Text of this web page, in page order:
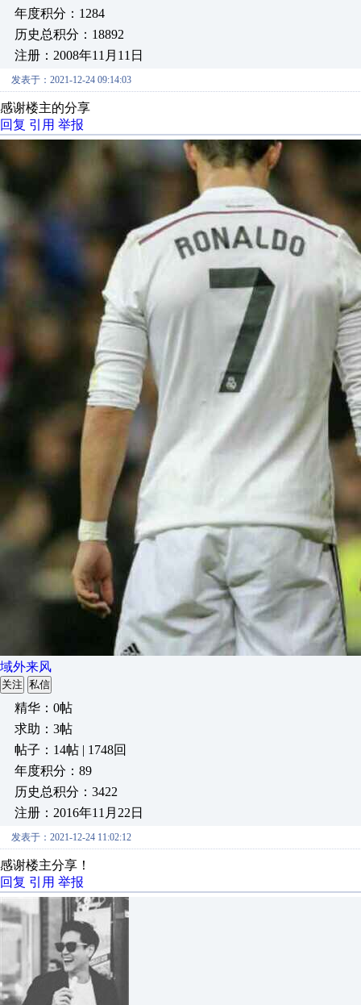
年度积分：1284
历史总积分：18892
注册：2008年11月11日
发表于：2021-12-24 09:14:03
感谢楼主的分享
回复 引用 举报
域外来风
关注 私信
精华：0帖
求助：3帖
帖子：14帖 | 1748回
年度积分：89
历史总积分：3422
注册：2016年11月22日
发表于：2021-12-24 11:02:12
感谢楼主分享！
回复 引用 举报